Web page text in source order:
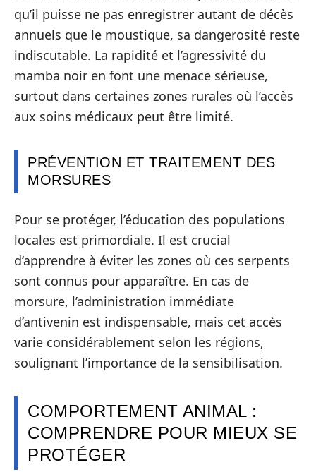
qu’il puisse ne pas enregistrer autant de décès
annuels que le moustique, sa dangerosité reste
indiscutable. La rapidité et l’agressivité du
mamba noir en font une menace sérieuse,
surtout dans certaines zones rurales où l’accès
aux soins médicaux peut être limité.
PRÉVENTION ET TRAITEMENT DES
MORSURES
Pour se protéger, l’éducation des populations
locales est primordiale. Il est crucial
d’apprendre à éviter les zones où ces serpents
sont connus pour apparaître. En cas de
morsure, l’administration immédiate
d’antivenin est indispensable, mais cet accès
varie considérablement selon les régions,
soulignant l’importance de la sensibilisation.
COMPORTEMENT ANIMAL :
COMPRENDRE POUR MIEUX SE
PROTÉGER